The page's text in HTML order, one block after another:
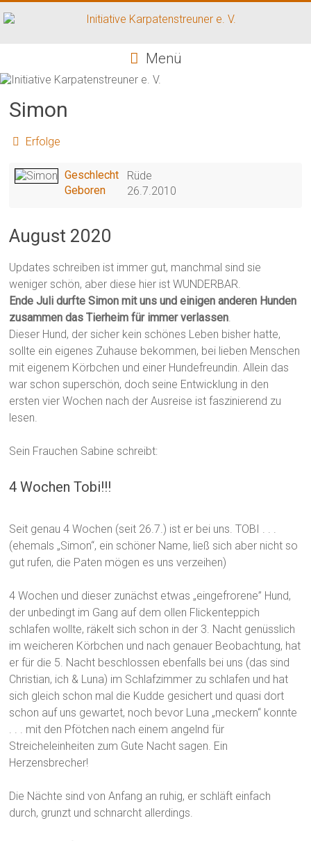
Inhalt
Karpatenstreuner
e.
V.
Hilfe
den
Rumänien
Menü
Simon
Erfolge
Geschlecht
Rüde
Geboren
26.7.2010
August 2020
Updates schreiben ist immer gut, manchmal sind sie
weniger schön, aber diese hier ist WUNDERBAR.
Ende Juli durfte Simon mit uns und einigen anderen Hunden
zusammen das Tierheim für immer verlassen.
Dieser Hund, der sicher kein schönes Leben bisher hatte,
sollte ein eigenes Zuhause bekommen, bei lieben Menschen
mit eigenem Körbchen und einer Hundefreundin. Allein das
war schon superschön, doch seine Entwicklung in den
ersten vier Wochen nach der Ausreise ist faszinierend zu
lesen.
Sein Frauchen Sabine schreibt:
4 Wochen Tobi!!!
Seit genau 4 Wochen (seit 26.7.) ist er bei uns. TOBI . . .
(ehemals „Simon“, ein schöner Name, ließ sich aber nicht so
gut rufen, die Paten mögen es uns verzeihen)
4 Wochen und dieser zunächst etwas „eingefrorene” Hund,
der unbedingt im Gang auf dem ollen Flickenteppich
schlafen wollte, räkelt sich schon in der 3. Nacht genüsslich
im weicheren Körbchen und nach genauer Beobachtung, hat
er für die 5. Nacht beschlossen ebenfalls bei uns (das sind
Christian, ich & Luna) im Schlafzimmer zu schlafen und hat
sich gleich schon mal die Kudde gesichert und quasi dort
schon auf uns gewartet, noch bevor Luna „meckern“ konnte
. . . mit den Pfötchen nach einem angelnd für
Streicheleinheiten zum Gute Nacht sagen. Ein
Herzensbrecher!
Die Nächte sind von Anfang an ruhig, er schläft einfach
durch, grunzt und schnarcht allerdings.